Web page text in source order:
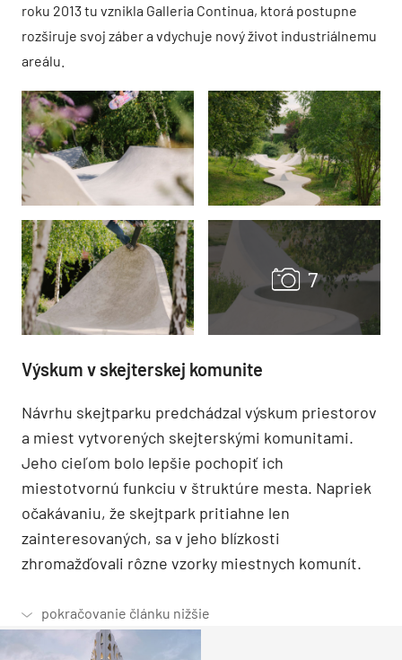
roku 2013 tu vznikla Galleria Continua, ktorá postupne
rozširuje svoj záber a vdychuje nový život industriálnemu
areálu.
Výskum v skejterskej komunite
Návrhu skejtparku predchádzal výskum priestorov
a miest vytvorených skejterskými komunitami.
Jeho cieľom bolo lepšie pochopiť ich
miestotvornú funkciu v štruktúre mesta. Napriek
očakávaniu, že skejtpark pritiahne len
zainteresovaných, sa v jeho blízkosti
zhromažďovali rôzne vzorky miestnych komunít.